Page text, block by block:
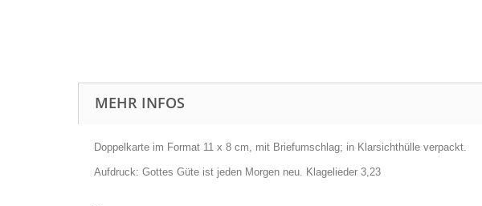
MEHR INFOS
Doppelkarte im Format 11 x 8 cm, mit Briefumschlag; in Klarsichthülle verpackt.
Aufdruck: Gottes Güte ist jeden Morgen neu. Klagelieder 3,23